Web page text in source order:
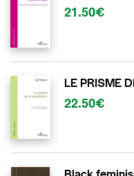
21.50€
LE PRISME
22.50€